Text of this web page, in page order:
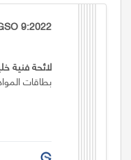
9:2022
لائحة فنية
بطاقات